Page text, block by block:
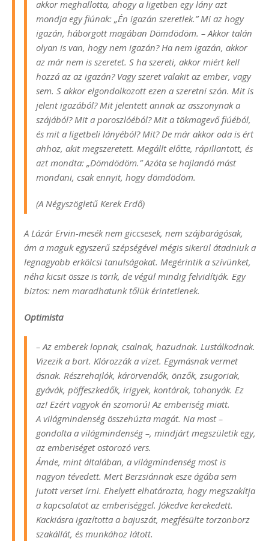
akkor meghallotta, ahogy a ligetben egy lány azt
mondja egy fiúnak: „Én igazán szeretlek.” Mi az hogy
igazán, háborgott magában Dömdödöm. – Akkor talán
olyan is van, hogy nem igazán? Ha nem igazán, akkor
az már nem is szeretet. S ha szereti, akkor miért kell
hozzá az az igazán? Vagy szeret valakit az ember, vagy
sem. S akkor elgondolkozott ezen a szeretni szón. Mit is
jelent igazából? Mit jelentett annak az asszonynak a
szájából? Mit a poroszlóéból? Mit a tökmagevő fiúéból,
és mit a ligetbeli lányéból? Mit? De már akkor oda is ért
ahhoz, akit megszeretett. Megállt előtte, rápillantott, és
azt mondta: „Dömdödöm.” Azóta se hajlandó mást
mondani, csak ennyit, hogy dömdödöm.
(A Négyszögletű Kerek Erdő)
A Lázár Ervin-mesék nem giccsesek, nem szájbarágósak,
ám a maguk egyszerű szépségével mégis sikerül átadniuk a
legnagyobb erkölcsi tanulságokat. Megérintik a szívünket,
néha kicsit össze is törik, de végül mindig felvidítják. Egy
biztos: nem maradhatunk tőlük érintetlenek.
Optimista
– Az emberek lopnak, csalnak, hazudnak. Lustálkodnak.
Vizezik a bort. Klórozzák a vizet. Egymásnak vermet
ásnak. Részrehajlók, kárörvendők, önzők, zsugoriak,
gyávák, pöffeszkedők, irigyek, kontárok, tohonyák. Ez
az! Ezért vagyok én szomorú! Az emberiség miatt.
A világmindenség összehúzta magát. Na most –
gondolta a világmindenség –, mindjárt megszületik egy,
az emberiséget ostorozó vers.
Ámde, mint általában, a világmindenség most is
nagyon tévedett. Mert Berzsiánnak esze ágába sem
jutott verset írni. Ehelyett elhatározta, hogy megszakítja
a kapcsolatot az emberiséggel. Jókedve kerekedett.
Kackiásra igazította a bajuszát, megfésülte torzonborz
szakállát, és munkához látott.